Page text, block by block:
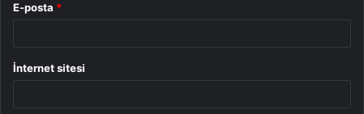
E-posta *
İnternet sitesi